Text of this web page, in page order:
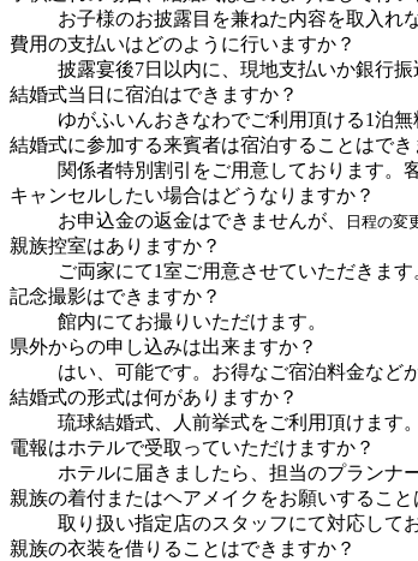
お子様のお披露目を兼ねた内容を取入れ
費用の支払いはどのように行いますか？
披露宴後7日以内に、現地支払いか銀行
結婚式当日に宿泊はできますか？
ゆがふいんおきなわでご利用頂ける1泊
結婚式に参加する来賓者は宿泊することはでき
関係者特別割引をご用意しております。
キャンセルしたい場合はどうなりますか？
お申込金の返金はできませんが、
日程の変
親族控室はありますか？
ご両家にて1室ご用意させていただきます
記念撮影はできますか？
館内にてお撮りいただけます。
県外からの申し込みは出来ますか？
はい、可能です。お得なご宿泊料金など
結婚式の形式は何がありますか？
琉球結婚式、人前挙式をご利用頂けます。
電報はホテルで受取っていただけますか？
ホテルに届きましたら、担当のプランナ
親族の着付またはヘアメイクをお願いすること
取り扱い指定店のスタッフにて対応して
親族の衣装を借りることはできますか？